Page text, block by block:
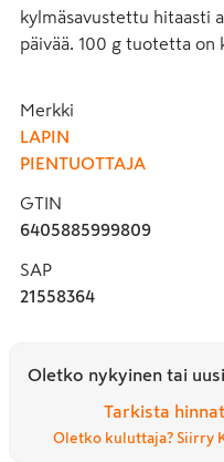
kylmäsavustettu hitaasti
päivää. 100 g tuotetta on
Merkki
LAPIN
PIENTUOTTAJA
GTIN
6405885999809
SAP
21558364
Oletko nykyinen tai
Tarkista
Oletko kuluttaja? Siirry